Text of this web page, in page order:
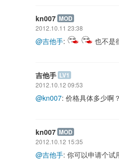
kn007 MOD
2012.10.11 23:38
@吉他手: 也不是
吉他手 LV1
2012.10.12 09:53
@kn007: 价格具体多少啊
kn007 MOD
2012.10.12 15:35
@吉他手: 你可以申请个试